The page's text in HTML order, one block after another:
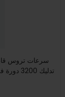
تدليك